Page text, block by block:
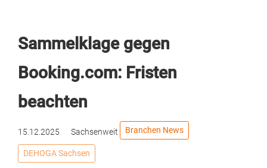
Sammelklage gegen
Booking.com: Fristen
beachten
15.12.2025 Sachsenweit Branchen News
DEHOGA Sachsen